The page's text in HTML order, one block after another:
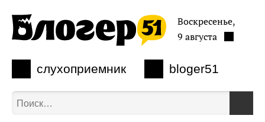
слухоприемник bloger51
Воскресенье,
9 августа